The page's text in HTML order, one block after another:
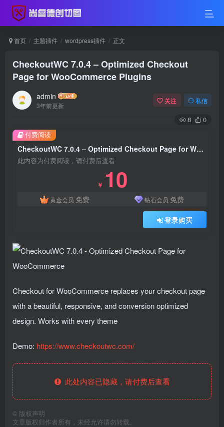
首页 主题插件 wordpress插件 正文
CheckoutWC 7.0.4 – Optimized Checkout
Page for WooCommerce Plugins
admin
3年前更新
关注 私信
8 0
CheckoutWC 7.0.4 – Optimized Checkout Page for WooCommerce Plugins
此内容为付费阅读，请付费后查看
￥ 10
黄金会员 免费 钻石会员 免费
登录购买
付费阅读
Checkout for WooCommerce replaces your checkout page
with a beautiful, responsive, and conversion optimized
design. Works with every theme
Demo: https://www.checkoutwc.com/
此处内容已隐藏，请付费后查看
© 版权声明
文章版权归作者所有，未经允许请勿转载。